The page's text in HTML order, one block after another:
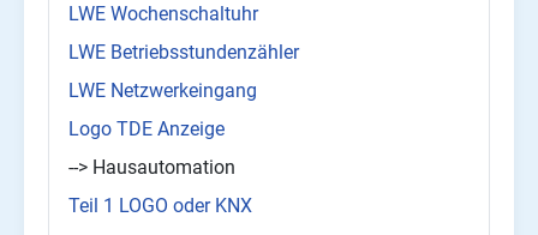
LWE Wochenschaltuhr
LWE Betriebsstundenzähler
LWE Netzwerkeingang
Logo TDE Anzeige
--> Hausautomation
Teil 1 LOGO oder KNX